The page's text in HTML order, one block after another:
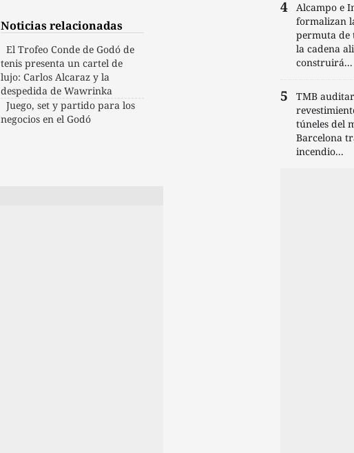
Noticias relacionadas
El Trofeo Conde de Godó de
tenis presenta un cartel de
lujo: Carlos Alcaraz y la
despedida de Wawrinka
Juego, set y partido para los
negocios en el Godó
Alcampo e
formalizan
permuta de
la cadena
construirá...
TMB
túneles del
Barcelona
incendio...